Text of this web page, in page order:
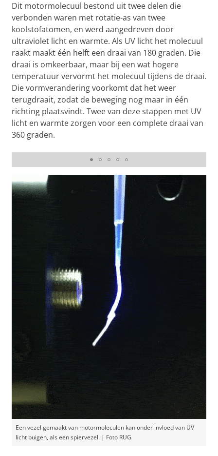
Dit motormolecuul bestond uit twee delen die
verbonden waren met rotatie-as van twee
koolstofatomen, en werd aangedreven door
ultraviolet licht en warmte. Als UV licht het molecuul
raakt maakt één helft een draai van 180 graden. Die
draai is omkeerbaar, maar bij een wat hogere
temperatuur vervormt het molecuul tijdens de draai.
Die vormverandering voorkomt dat het weer
terugdraait, zodat de beweging nog maar in één
richting plaatsvindt. Twee van deze stappen met UV
licht en warmte zorgen voor een complete draai van
360 graden.
De eerste versie van het motormolecuul | Illustratie
Een vezel gemaakt van motormoleculen kan onder invloed van UV
licht buigen, als een spiervezel. | Foto RUG